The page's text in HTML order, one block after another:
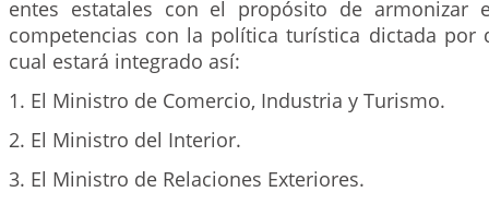
entes estatales con el propósito de armonizar
competencias con la política turística dictada por
cual estará integrado así:
1. El Ministro de Comercio, Industria y Turismo.
2. El Ministro del Interior.
3. El Ministro de Relaciones Exteriores.